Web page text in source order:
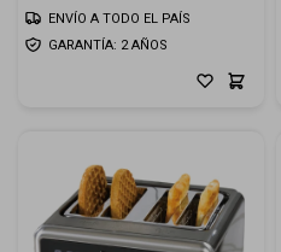
GARANTÍA: 2 AÑOS
ENVÍO A TODO EL PAÍS